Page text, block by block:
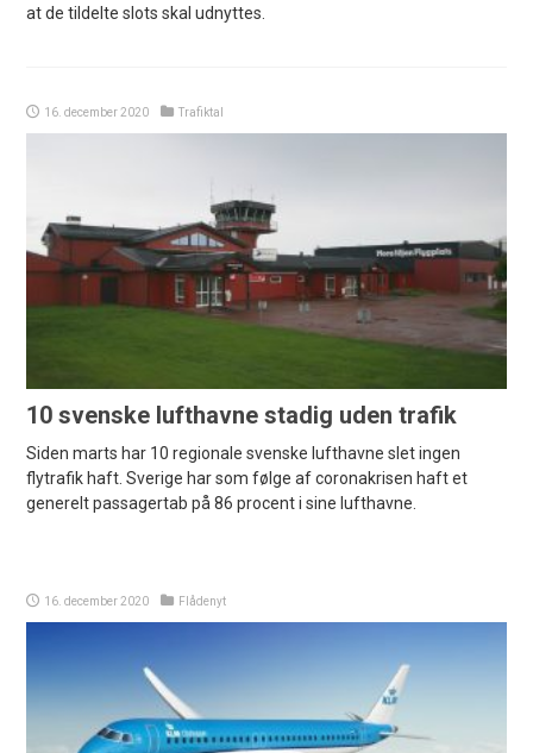
at de tildelte slots skal udnyttes.
16. december 2020 Trafiktal
10 svenske lufthavne stadig uden trafik
Siden marts har 10 regionale svenske lufthavne slet ingen
flytrafik haft. Sverige har som følge af coronakrisen haft et
generelt passagertab på 86 procent i sine lufthavne.
16. december 2020 Flådenyt